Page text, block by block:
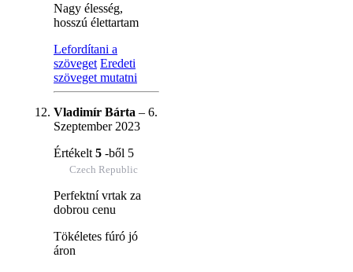
Nagy élesség,
hosszú élettartam
Lefordítani a
szöveget Eredeti
szöveget mutatni
Vladimír Bárta – 6.
Szeptember 2023
Értékelt 5 -ből 5
Czech Republic
Perfektní vrtak za
dobrou cenu
Tökéletes fúró jó
áron